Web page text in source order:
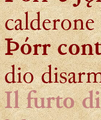
Þórr
dio
Il furto